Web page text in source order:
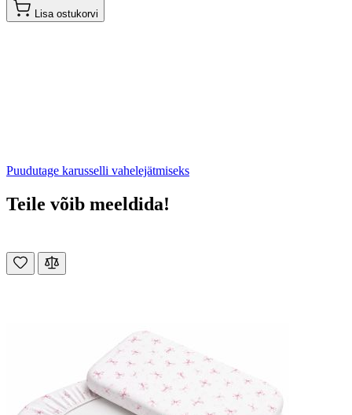
Lisa ostukorvi
Puudutage karusselli vahelejätmiseks
Teile võib meeldida!